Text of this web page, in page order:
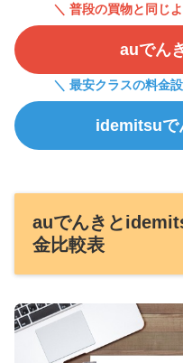
＼ 普段の買物と同じ
auでん
＼ 最安クラスの料金
idemitsuで
auでんきと
金比較表